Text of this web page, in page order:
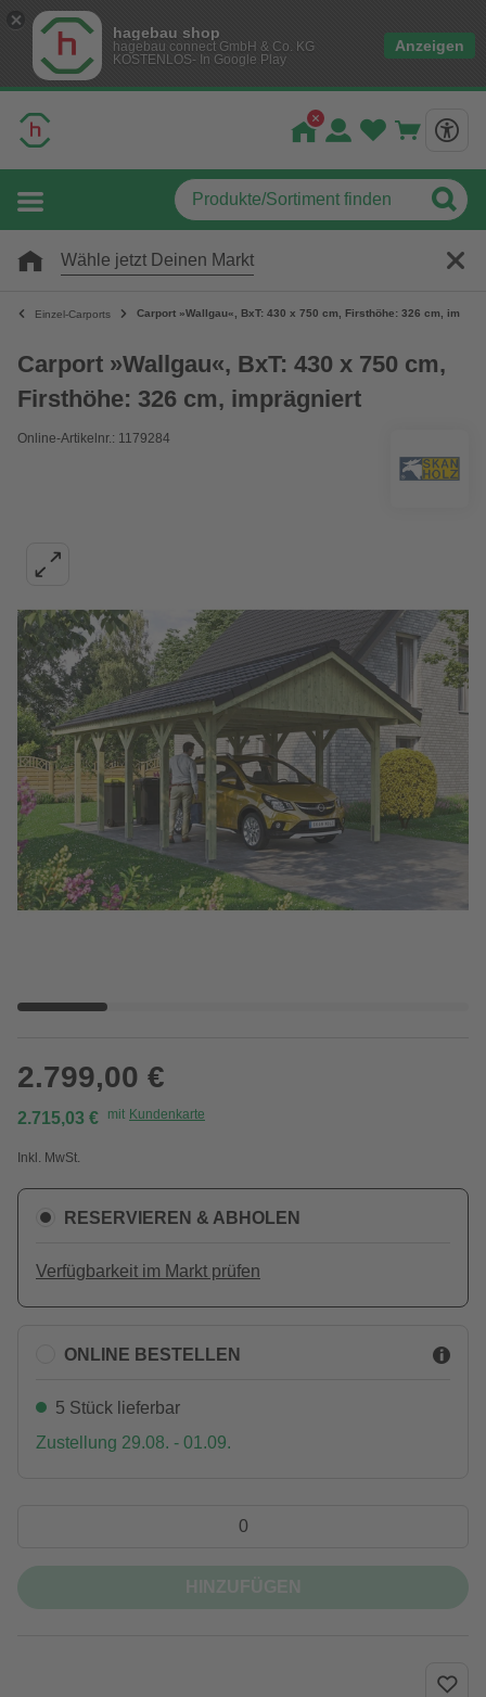
hagebau shop
hagebau connect GmbH & Co. KG
KOSTENLOS- In Google Play
Anzeigen
Wähle jetzt Deinen Markt
Einzel-Carports Carport »Wallgau«, BxT: 430 x 750 cm, Firsthöhe: 326 cm,
Carport »Wallgau«, BxT: 430 x 750 cm,
Firsthöhe: 326 cm, imprägniert
Online-Artikelnr.: 1179284
2.799,00 €
2.715,03 € mit Kundenkarte
Inkl. MwSt.
RESERVIEREN & ABHOLEN
Verfügbarkeit im Markt prüfen
ONLINE BESTELLEN
5 Stück lieferbar
Zustellung 29.08. - 01.09.